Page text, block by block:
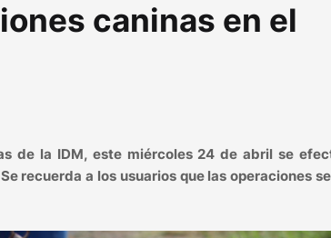
caninas en el
de la IDM, este miércoles 24 de abril se
recuerda a los usuarios que las operaciones